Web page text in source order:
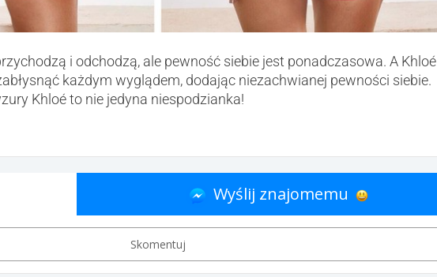
i odchodzą, ale pewność siebie jest ponadczasowa. A Khloé
każdym wyglądem, dodając niezachwianej pewności siebie.
Khloé to nie jedyna niespodzianka!
Wyślij znajomemu
Skomentuj